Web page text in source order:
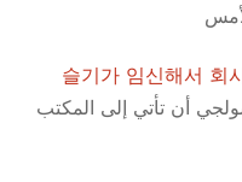
슬기가 임신해서 회
أن تأتي إلى المكتب